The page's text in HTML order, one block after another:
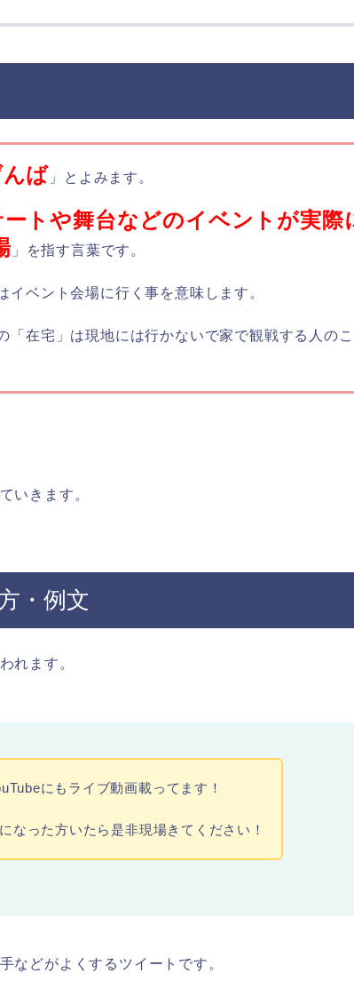
ば 」とよみます。
ートや舞台などのイベントが実際
」を指す言葉です。
イベント会場に行く事を意味します。
「在宅」は現地には行かないで家で観戦する人の
いきます。
・例文
れます。
にもライブ動画載ってます！
なった方いたら是非現場きてください！
などがよくするツイートです。